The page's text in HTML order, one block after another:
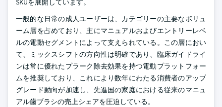
SKUを展開しています。
一般的な日常の成人ユーザーは、カテゴリーの主要なボリュ
ーム層を占めており、主にマニュアルおよびエントリーレベ
ルの電動セグメントによって支えられている。この層におい
て、ミックスシフトの方向性は明確であり、臨床ガイドライ
ンは常に優れたプラーク除去効果を持つ電動プラットフォー
ムを推奨しており、これにより数年にわたる消費者のアップ
グレード動向が加速し、先進国の家庭における従来のマニュ
アル歯ブラシの売上シェアを圧迫している。